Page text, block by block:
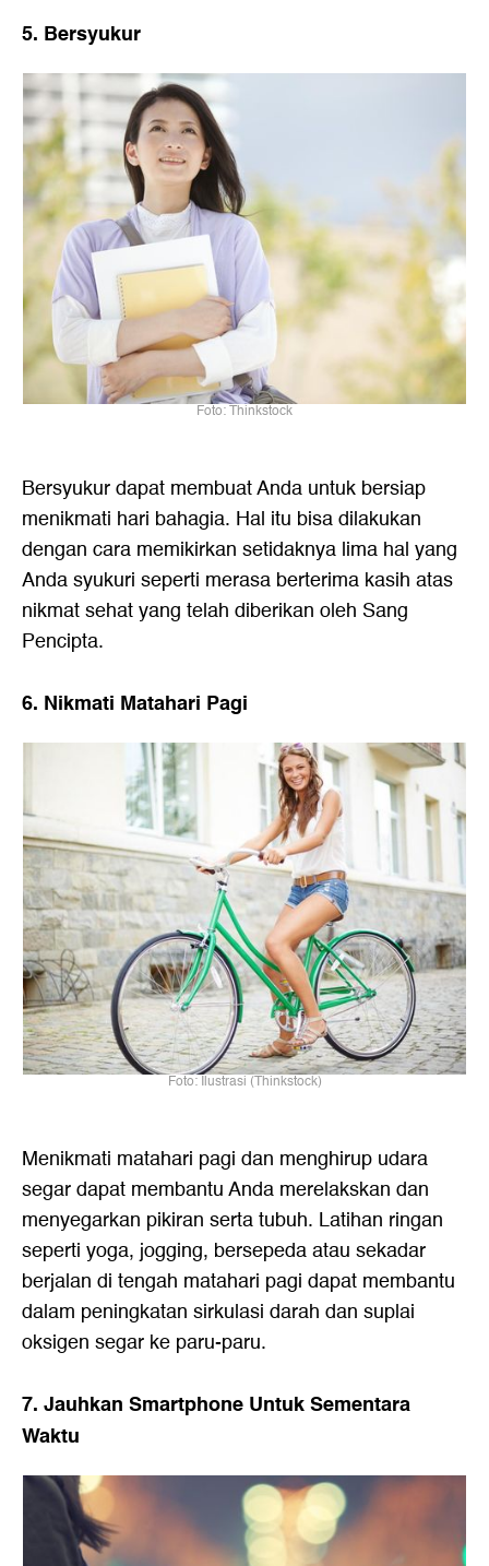
5. Bersyukur
Foto: Thinkstock
Bersyukur dapat membuat Anda untuk bersiap
menikmati hari bahagia. Hal itu bisa dilakukan
dengan cara memikirkan setidaknya lima hal yang
Anda syukuri seperti merasa berterima kasih atas
nikmat sehat yang telah diberikan oleh Sang
Pencipta.
6. Nikmati Matahari Pagi
Foto: Ilustrasi (Thinkstock)
Menikmati matahari pagi dan menghirup udara
segar dapat membantu Anda merelakskan dan
menyegarkan pikiran serta tubuh. Latihan ringan
seperti yoga, jogging, bersepeda atau sekadar
berjalan di tengah matahari pagi dapat membantu
dalam peningkatan sirkulasi darah dan suplai
oksigen segar ke paru-paru.
7. Jauhkan Smartphone Untuk Sementara
Waktu